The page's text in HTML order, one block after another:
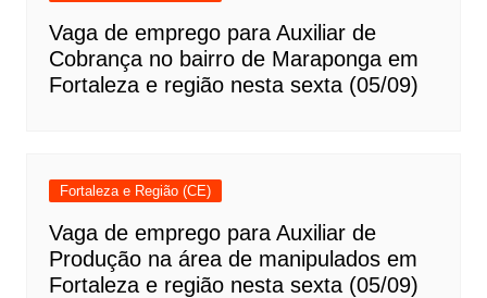
Vaga de emprego para Auxiliar de
Cobrança no bairro de Maraponga em
Fortaleza e região nesta sexta (05/09)
Fortaleza e Região (CE)
Vaga de emprego para Auxiliar de
Produção na área de manipulados em
Fortaleza e região nesta sexta (05/09)